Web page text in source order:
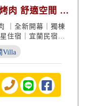
肉 舒適空間 設
｜全新開幕｜獨棟
住宿｜宜蘭民宿推
Villa